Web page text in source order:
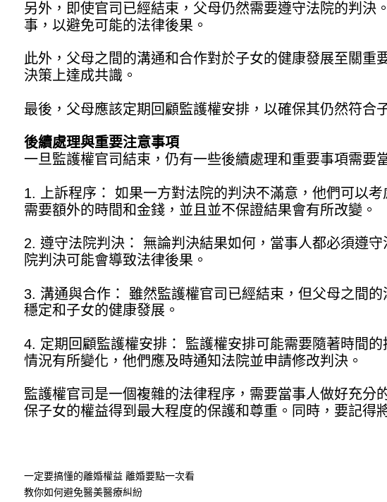
另外，即使官司已經結束，父母仍然需要遵守法院的判
事，以避免可能的法律後果。
此外，父母之間的溝通和合作對於子女的健康發展至關
決策上達成共識。
最後，父母應該定期回顧監護權安排，以確保其仍然符合
後續處理與重要注意事項
一旦監護權官司結束，仍有一些後續處理和重要事項需要
1. 上訴程序： 如果一方對法院的判決不滿意，他們可以
需要額外的時間和金錢，並且並不保證結果會有所改變。
2. 遵守法院判決： 無論判決結果如何，當事人都必須遵
院判決可能會導致法律後果。
3. 溝通與合作： 雖然監護權官司已經結束，但父母之間
穩定和子女的健康發展。
4. 定期回顧監護權安排： 監護權安排可能需要隨著時間
情況有所變化，他們應及時通知法院並申請修改判決。
監護權官司是一個複雜的法律程序，需要當事人做好充
保子女的權益得到最大程度的保護和尊重。同時，要記得
一定要搞懂的離婚權益 離婚要點一次看
教你如何避免醫美醫療糾紛